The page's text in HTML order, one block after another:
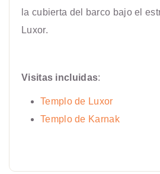
la cubierta del barco bajo el
Luxor.
Visitas incluidas:
Templo de Luxor
Templo de Karnak